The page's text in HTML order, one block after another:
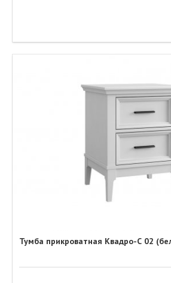
Тумба прикроватная Квадро-С 02